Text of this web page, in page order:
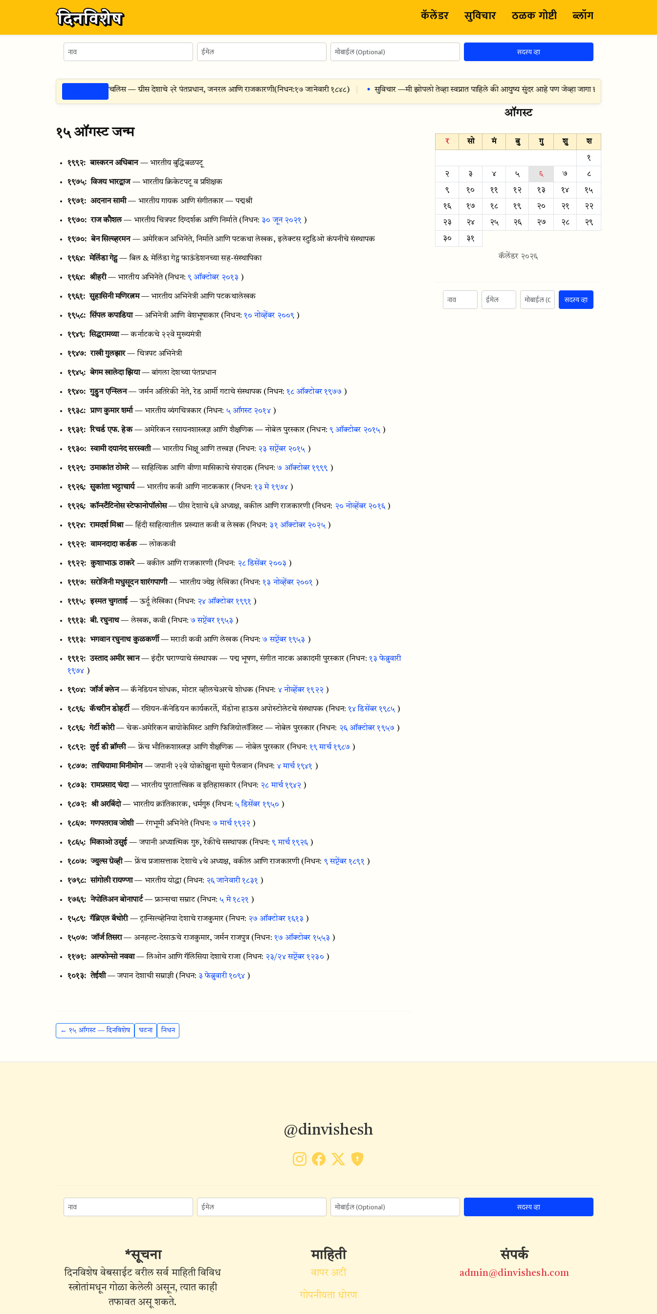
कॅलेंडर सुविचार ठळक गोष्टी ब्लॉग
सदस्य व्हा
— पेट्रोस मावरोमिचलिस — ग्रीस देशाचे २रे पंतप्रधान, जनरल आणि राजकारणी(निधन:१७ जानेवारी १८४८) सुविचार —मी झोपलो तेव्हा स्वप्नात पाहिले की आयुष्य सुंदर आहे पण जेव्हा जागा झालो तेव्हा जाणवले की
१५ ऑगस्ट जन्म
१९९२: बास्करन अधिबान — भारतीय बुद्धिबळपटू
१९७५: विजय भारद्वाज — भारतीय क्रिकेटपटू व प्रशिक्षक
१९७१: अदनान सामी — भारतीय गायक आणि संगीतकार — पद्मश्री
१९७०: राज कौशल — भारतीय चित्रपट दिग्दर्शक आणि निर्माते (निधन: ३० जून २०२१ )
१९७०: बेन सिल्व्हरमन — अमेरिकन अभिनेते, निर्माते आणि पटकथा लेखक, इलेक्टस स्टुडिओ कंपनीचे संस्थापक
१९६४: मेलिंडा गेट्स — बिल & मेलिंडा गेट्स फाऊंडेशनच्या सह-संस्थापिका
१९६४: श्रीहरी — भारतीय अभिनेते (निधन: ९ ऑक्टोबर २०१३ )
१९६१: सुहासिनी मणिरत्नम — भारतीय अभिनेत्री आणि पटकथालेखक
१९५८: सिंपल कपाडिया — अभिनेत्री आणि वेशभूषाकार (निधन: १० नोव्हेंबर २००९ )
१९४९: सिद्धरामय्या — कर्नाटकचे २२वे मुख्यमंत्री
१९४७: राखी गुलझार — चित्रपट अभिनेत्री
१९४५: बेगम खालेदा झिया — बांगला देशच्या पंतप्रधान
१९४०: गुड्रुन एन्स्लिन — जर्मन अतिरेकी नेते, रेड आर्मी गटाचे संस्थापक (निधन:१८ ऑक्टोबर १९७७ )
१९३८: प्राण कुमार शर्मा — भारतीय व्यंगचित्रकार (निधन: ५ ऑगस्ट २०१४)
१९३१: रिचर्ड एफ. हेक — अमेरिकन रसायनशास्त्रज्ञ आणि शैक्षणिक — नोबेल पुरस्कार (निधन: ९ ऑक्टोबर २०१५ )
१९३०: स्वामी दयानंद सरस्वती — भारतीय भिक्षू आणि तत्त्वज्ञ (निधन: २३ सप्टेंबर २०१५ )
१९२९: उमाकांत ठोमरे — साहित्यिक आणि वीणा मासिकाचे संपादक (निधन:७ ऑक्टोबर १९९९ )
१९२६: सुकांता भट्टाचार्य — भारतीय कवी आणि नाटककार (निधन:१३ मे १९७४)
१९२६: कॉन्स्टँटिनोस स्टेफानोपॉलोस — ग्रीस देशाचे ६वे अध्यक्ष, वकील आणि राजकारणी (निधन: २० नोव्हेंबर २०१६)
१९२४: रामदर्श मिश्रा — हिंदी साहित्यातील प्रख्यात कवी व लेखक (निधन: ३१ ऑक्टोबर २०२५ )
१९२२: वामनदादा कर्डक — लोककवी
१९२२: कुशाभाऊ ठाकरे — वकील आणि राजकारणी (निधन: २८ डिसेंबर २००३ )
१९१७: सरोजिनी मधुसूदन शारंगपाणी — भारतीय ज्येष्ठ लेखिका (निधन:१३ नोव्हेंबर २००१ )
१९१५: इस्मत चुगताई — ऊर्दू लेखिका (निधन: २४ ऑक्टोबर १९९१ )
१९१३: बी. रघुनाथ — लेखक, कवी (निधन:७ सप्टेंबर १९५३ )
१९१३: भगवान रघुनाथ कुळकर्णी — मराठी कवी आणि लेखक (निधन:७ सप्टेंबर १९५३ )
१९१२: उस्ताद अमीर खान — इंदौर घराण्याचे संस्थापक — पद्म भूषण, संगीत नाटक अकादमी पुरस्कार (निधन: १३ फेब्रुवारी
१९७४ )
१९०४: जॉर्ज क्लेन— कॅनेडियन शोधक, मोटार व्हीलचेअरचे शोधक (निधन:४ नोव्हेंबर १९२२ )
१८९६: कॅथरीन डोहर्टी — रशियन-कॅनेडियन कार्यकरर्ते, मॅडोना हाऊस अपोस्टोलेटचे संस्थापक (निधन:१४ डिसेंबर १९८५ )
१८९६: गेर्टी कोरी — चेक-अमेरिकन बायोकेमिस्ट आणि फिजियोलॉजिस्ट — नोबेल पुरस्कार (निधन: २६ ऑक्टोबर १९५७ )
१८९२: लुई डी ब्रॉग्ली — फ्रेंच भौतिकशास्त्रज्ञ आणि शैक्षणिक — नोबेल पुरस्कार (निधन:१९ मार्च १९८७ )
१८७७: ताचियामा मिनीमोन — जपानी २२वे योकोझुना सुमो पैलवान (निधन:४ मार्च १९४१ )
१८७३: रामप्रसाद चंदा — भारतीय पुरातात्त्विक व इतिहासकार (निधन: २८ मार्च १९४२ )
१८७२: श्री अरबिंदो — भारतीय क्रांतिकारक, धर्मगुरु (निधन: ५ डिसेंबर १९५० )
१८६७: गणपतराव जोशी — रंगभूमी अभिनेते (निधन:७ मार्च १९२२ )
१८६५: मिकाओ उसुई — जपानी अध्यात्मिक गुरु, रेकीचे सस्थापक (निधन:९ मार्च १९२६ )
१८०७: ज्युल्स ग्रेव्ही — फ्रेंच प्रजासत्ताक देशाचे ४थे अध्यक्ष, वकील आणि राजकारणी (निधन: ९ सप्टेंबर १८९१ )
१७९८: सांगोली रायण्णा — भारतीय योद्धा (निधन: २६ जानेवारी १८३१ )
१७६९: नेपोलिअन बोनापार्ट — फ्रान्सचा सम्राट (निधन:५ मे १८२१ )
१५८९: गॅब्रिएल बॅथोरी — ट्रान्सिल्व्हेनिया देशाचे राजकुमार (निधन: २७ ऑक्टोबर १६१३ )
१५०७: जॉर्ज तिसरा — अनहल्ट-देसाऊचे राजकुमार, जर्मन राजपुत्र (निधन: १७ ऑक्टोबर १५५३ )
११७१: अल्फोन्सो नववा — लिओन आणि गॅलिसिया देशाचे राजा (निधन: २३/२४ सप्टेंबर १२३० )
१०१३: तेईशी — जपान देशाची सम्राज्ञी (निधन: ३ फेब्रुवारी १०९४ )
← १५ ऑगस्ट — दिनविशेष घटना निधन
ऑगस्ट
र सो मं बु गु शु श
१
२ ३ ४ ५ ६ ७ ८
९ १० ११ १२ १३ १४ १५
१६ १७ १८ १९ २० २१ २२
२३ २४ २५ २६ २७ २८ २९
३० ३१
कॅलेंडर २०२६
सदस्य व्हा
@dinvishesh
सदस्य व्हा
*सूचना
दिनविशेष वेबसाईट वरील सर्व माहिती विविध
स्त्रोतांमधून गोळा केलेली असून, त्यात काही
तफावत असू शकते.
माहिती
वापर अटी
गोपनीयता धोरण
संपर्क
admin@dinvishesh.com